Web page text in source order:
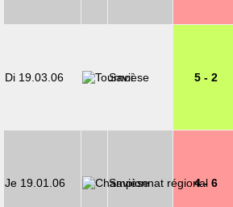
Di 19.03.06 Savièse 5 - 2
Je 19.01.06 Savièse 4 - 6